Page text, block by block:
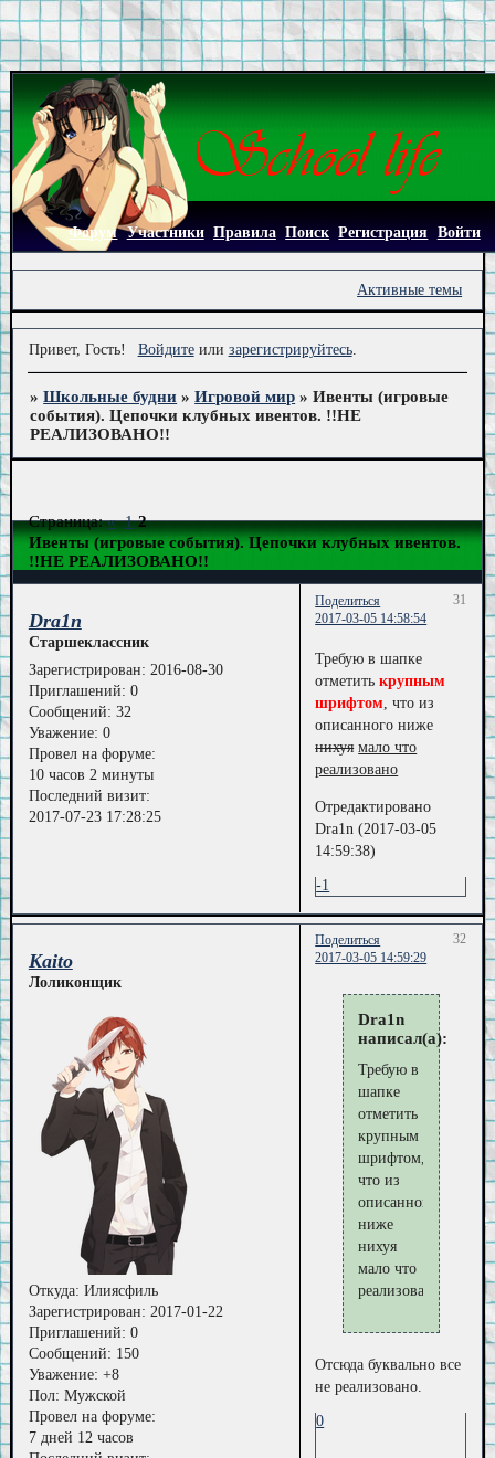
Форум Участники Правила Поиск Регистрация Войти
Активные темы
Привет, Гость! Войдитеили зарегистрируйтесь.
»Школьные будни »Игровой мир »Ивенты (игровые
события). Цепочки клубных ивентов. !!НЕ
РЕАЛИЗОВАНО!!
Ивенты (игровые события). Цепочки клубных ивентов.
!!НЕ РЕАЛИЗОВАНО!!
Страница:« 1 2
Поделиться
31
2017-03-05 14:58:54
Dra1n
Старшеклассник
Зарегистрирован: 2016-08-30
Приглашений: 0
Сообщений: 32
Уважение: 0
Провел на форуме:
10 часов 2 минуты
Последний визит:
2017-07-23 17:28:25
Требую в шапке
отметитькрупным
шрифтом, что из
описанного ниже
нихуя мало что
реализовано
Отредактировано
Dra1n (2017-03-05
14:59:38)
-1
Поделиться
32
2017-03-05 14:59:29
Kaito
Лоликонщик
Откуда: Илиясфиль
Зарегистрирован: 2017-01-22
Приглашений: 0
Сообщений: 150
Уважение: +8
Пол: Мужской
Провел на форуме:
7 дней 12 часов
Dra1n
написал(а):
Требую в
шапке
отметить
крупным
шрифтом,
что из
описанного
ниже
нихуя
мало что
реализовано
Отсюда буквально все
не реализовано.
0